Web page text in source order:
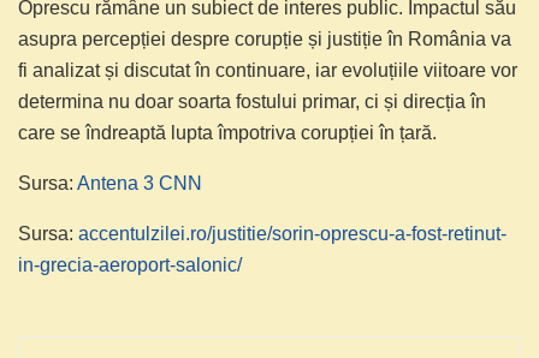
Oprescu rămâne un subiect de interes public. Impactul său
asupra percepției despre corupție și justiție în România va
fi analizat și discutat în continuare, iar evoluțiile viitoare vor
determina nu doar soarta fostului primar, ci și direcția în
care se îndreaptă lupta împotriva corupției în țară.
Sursa: Antena 3 CNN
Sursa: accentulzilei.ro/justitie/sorin-oprescu-a-fost-retinut-
in-grecia-aeroport-salonic/